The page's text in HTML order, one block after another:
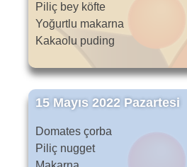
Piliç bey köfte
Yoğurtlu makarna
Kakaolu puding
15 Mayıs 2022 Pazartesi
Domates çorba
Piliç nugget